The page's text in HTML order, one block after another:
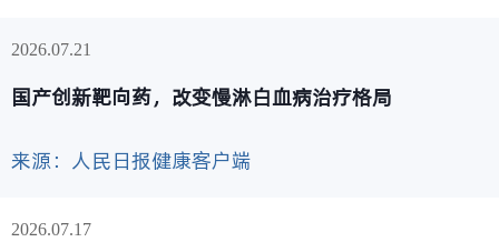
07.21
2026
国产创新靶向药，改变慢淋白血病治疗格局
来源：人民日报健康客户端
07.17
2026